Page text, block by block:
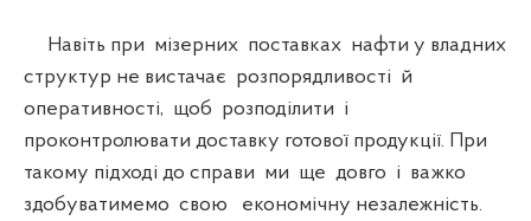
Навіть при мізерних поставках нафти у владних
структур не вистачає розпорядливості й
оперативності, щоб розподілити і
проконтролювати доставку готової продукції. При
такому підході до справи ми ще довго і важко
здобуватимемо свою економічну незалежність.